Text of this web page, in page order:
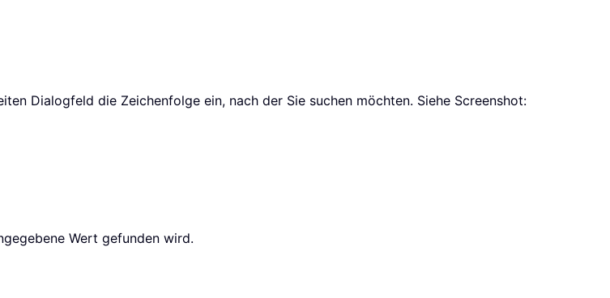
Dialogfeld die Zeichenfolge ein, nach der Sie suchen möchten. Siehe Screenshot:
Wert gefunden wird.